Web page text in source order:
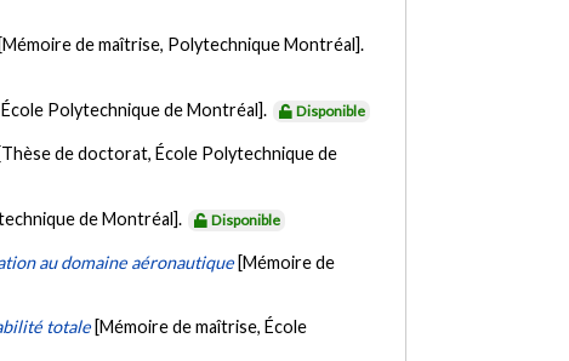
[Mémoire de maîtrise, Polytechnique Montréal].
Polytechnique de Montréal]. Disponible
[Thèse de doctorat, École Polytechnique de
de Montréal]. Disponible
au domaine aéronautique [Mémoire de
totale [Mémoire de maîtrise, École